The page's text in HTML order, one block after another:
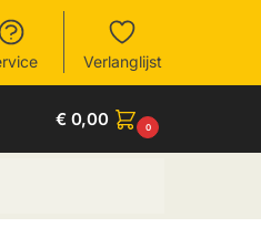
Verlanglijst
€0,00 0